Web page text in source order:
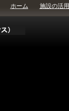
ホーム 施設の活用